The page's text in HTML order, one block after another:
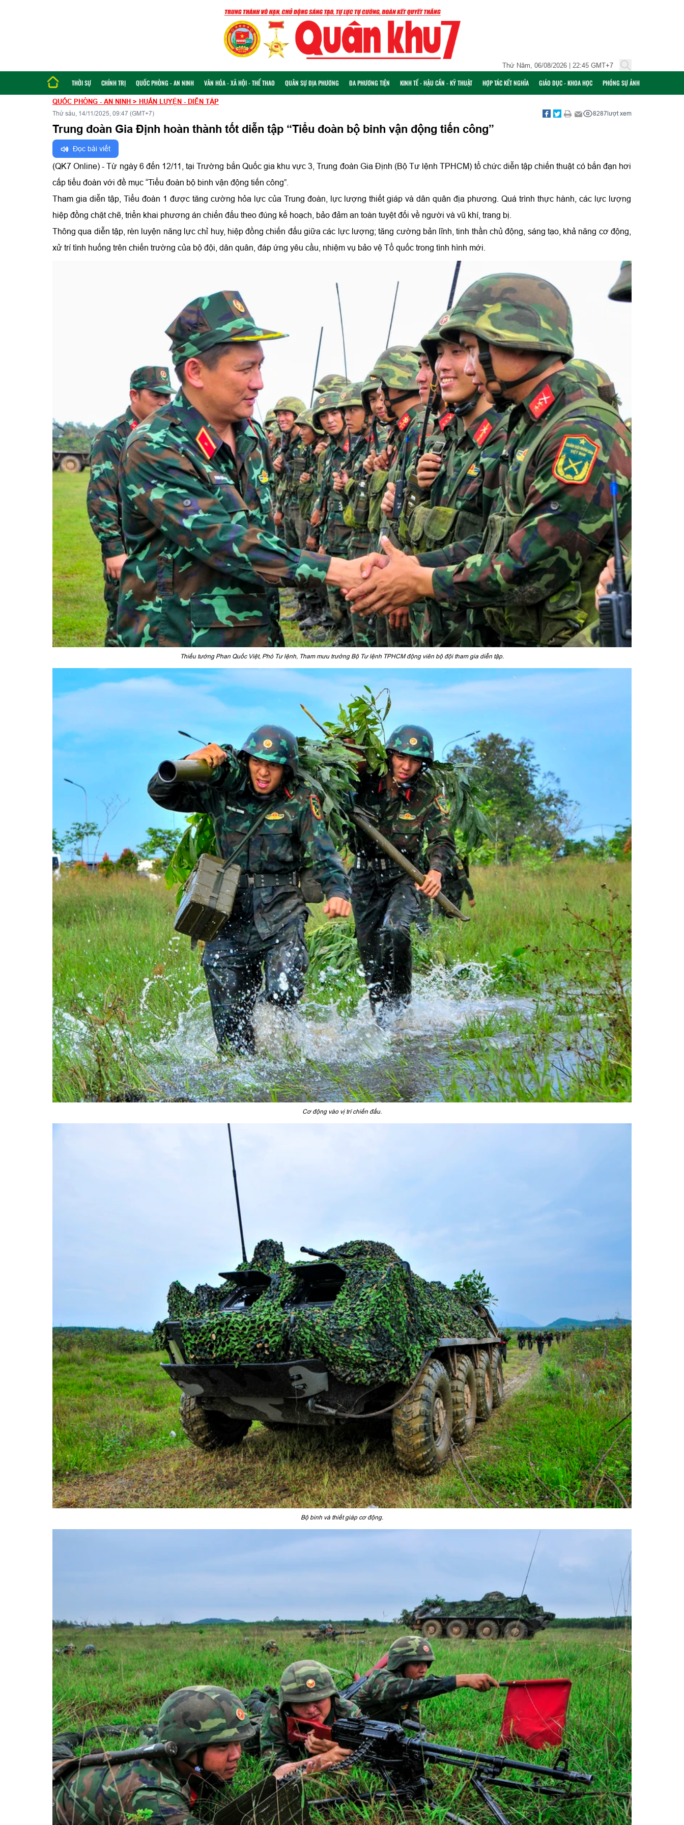
Thứ Năm, 06/08/2026 | 22:45 GMT+7
THỜI SỰ CHÍNH TRỊ QUỐC PHÒNG - AN NINH VĂN HÓA - XÃ HỘI - THỂ THAO QUÂN SỰ ĐỊA PHƯƠNG ĐA PHƯƠNG TIỆN KINH TẾ - HẬU CẦN - KỸ THUẬT HỢP TÁC KẾT NGHĨA GIÁO DỤC - KHOA HỌC PHÓNG SỰ ẢNH
QUỐC PHÒNG - AN NINH > HUẤN LUYỆN - DIỄN TẬP
Thứ sáu, 14/11/2025, 09:47 (GMT+7) 8287lượt xem
Trung đoàn Gia Định hoàn thành tốt diễn tập “Tiểu đoàn bộ binh vận động tiến công”
Đọc bài viết
(QK7 Online) - Từ ngày 6 đến 12/11, tại Trường bắn Quốc gia khu vực 3, Trung đoàn Gia Định (Bộ Tư lệnh TPHCM) tổ chức diễn tập chiến thuật có bắn đạn hơi
cấp tiểu đoàn với đề mục “Tiểu đoàn bộ binh vận động tiến công”.
Tham gia diễn tập, Tiểu đoàn 1 được tăng cường hỏa lực của Trung đoàn, lực lượng thiết giáp và dân quân địa phương. Quá trình thực hành, các lực lượng
hiệp đồng chặt chẽ, triển khai phương án chiến đấu theo đúng kế hoạch, bảo đảm an toàn tuyệt đối về người và vũ khí, trang bị.
Thông qua diễn tập, rèn luyện năng lực chỉ huy, hiệp đồng chiến đấu giữa các lực lượng; tăng cường bản lĩnh, tinh thần chủ động, sáng tạo, khả năng cơ động,
xử trí tình huống trên chiến trường của bộ đội, dân quân, đáp ứng yêu cầu, nhiệm vụ bảo vệ Tổ quốc trong tình hình mới.
Thiếu tướng Phan Quốc Việt, Phó Tư lệnh, Tham mưu trưởng Bộ Tư lệnh TPHCM động viên bộ đội tham gia diễn tập.
Cơ động vào vị trí chiến đấu.
Bộ binh và thiết giáp cơ động.